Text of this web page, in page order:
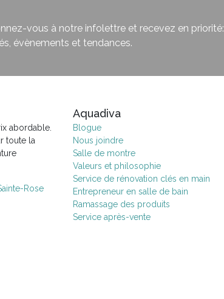
vous à notre infolettre et recevez en priorité:
évènements et tendances.
abordable.
toute la
Rose
Aquadiva
Blogue
Nous joindre
Salle de montre
Valeurs et philosophie
Service de rénovation clés en main
Entrepreneur en salle de bain
Ramassage des produits
Service après-vente